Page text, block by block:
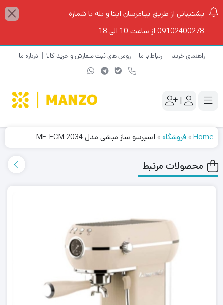
پشتیبانی از طریق پیامرسان ایتا و بله با شماره
09102400278 از ساعت 10 الی 18
راهنمای خرید ارتباط با ما روش های ثبت سفارش و خرید کالا درباره ما
|
Home
»فروشگاه » اسپرسو ساز مباشی مدل ME-ECM 2034
محصولات مرتبط